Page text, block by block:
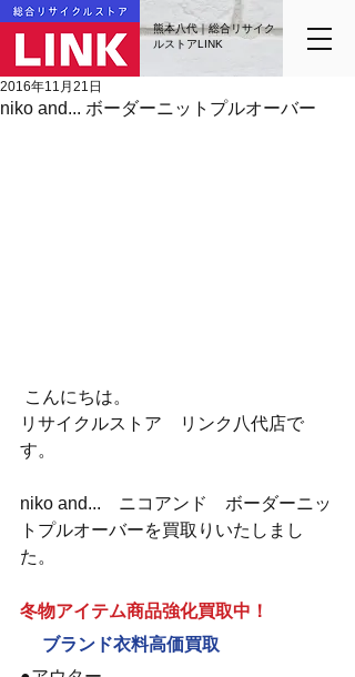
熊本八代｜総合リサイク
ルストアLINK
niko and... ボーダーニットプルオーバー
2016年11月21日
こんにちは。
リサイクルストア　リンク八代店で
す。
niko and...　ニコアンド　ボーダーニッ
トプルオーバーを買取りいたしまし
た。
冬物アイテム商品強化買取中！
ブランド衣料高価買取